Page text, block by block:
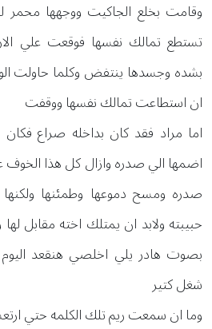
وقامت بخلع الجاكيت ووجهها محمر
تستطع تمالك نفسها فوقعت علي
بشده وجسدها ينتفض وكلما حاولت
ان استطاعت تمالك نفسها ووقفت
اما مراد فقد كان بداخله صراع
اضمها الي صدره وازال كل هذا الخوف
صدره ومسح دموعها وطمئنها
حبيبته ولابد ان يمتلك اخته مقابل
بصوت هادر يلي اخلصي هنقعد
شغل كتير
وما ان سمعت ريم تلك الكلمه حتي